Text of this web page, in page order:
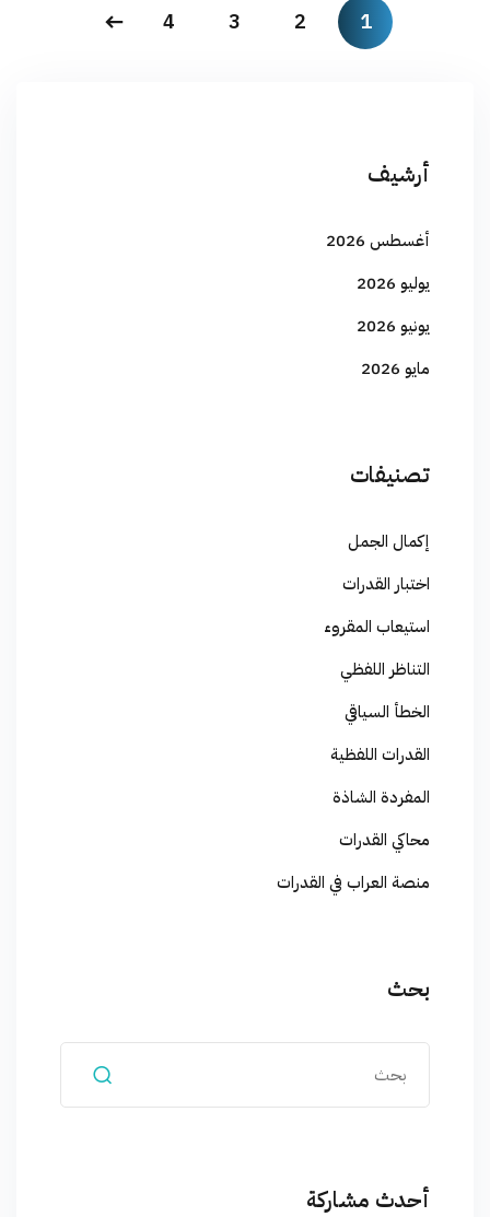
1
2
3
4
أرشيف
أغسطس 2026
يوليو 2026
يونيو 2026
مايو 2026
تصنيفات
إكمال الجمل
اختبار القدرات
استيعاب المقروء
التناظر اللفظي
الخطأ السياقي
القدرات اللفظية
المفردة الشاذة
محاكي القدرات
منصة العراب في القدرات
بحث
أحدث مشاركة